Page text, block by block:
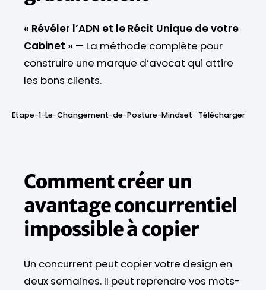
« Révéler l’ADN et le Récit Unique de votre
Cabinet » — La méthode complète pour
construire une marque d’avocat qui attire
les bons clients.
Etape-1-Le-Changement-de-Posture-Mindset Télécharger
Comment créer un
avantage concurrentiel
impossible à copier
Un concurrent peut copier votre design en
deux semaines. Il peut reprendre vos mots-